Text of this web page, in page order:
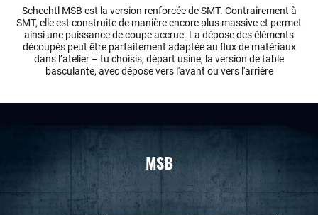
Schechtl MSB est la version renforcée de SMT. Contrairement à
SMT, elle est construite de manière encore plus massive et permet
ainsi une puissance de coupe accrue. La dépose des éléments
découpés peut être parfaitement adaptée au flux de matériaux
dans l’atelier – tu choisis, départ usine, la version de table
basculante, avec dépose vers l'avant ou vers l'arrière
MSB